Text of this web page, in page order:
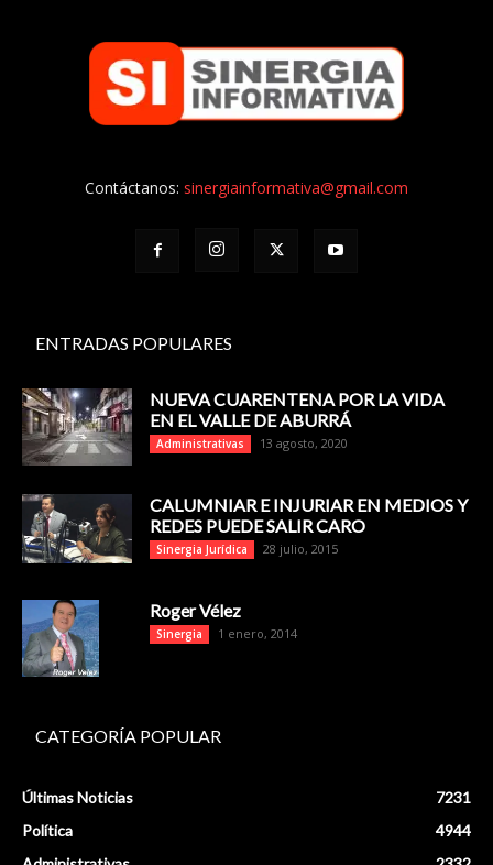
Contáctanos: sinergiainformativa@gmail.com
ENTRADAS POPULARES
NUEVA CUARENTENA POR LA VIDA
EN EL VALLE DE ABURRÁ
Administrativas 13 agosto, 2020
CALUMNIAR E INJURIAR EN MEDIOS Y
REDES PUEDE SALIR CARO
Sinergia Jurídica 28 julio, 2015
Roger Vélez
Sinergia 1 enero, 2014
CATEGORÍA POPULAR
Últimas Noticias
7231
Política
4944